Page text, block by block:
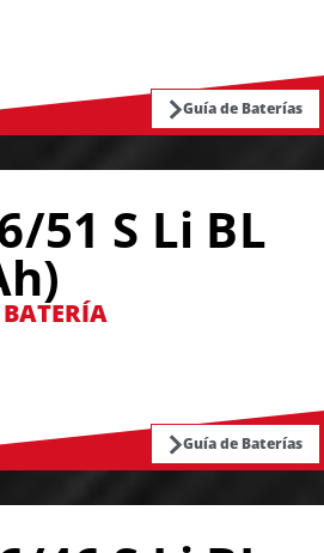
Guía de Baterías
51 S Li BL
Guía de Baterías